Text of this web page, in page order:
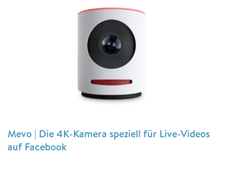
Mevo | Die 4K-Kamera speziell für Live-Videos
auf Facebook